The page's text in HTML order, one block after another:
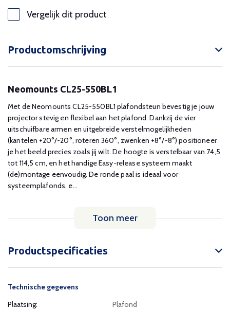
Vergelijk dit product
Productomschrijving
Neomounts CL25-550BL1
Met de Neomounts CL25-550BL1 plafondsteun bevestig je jouw
projector stevig en flexibel aan het plafond. Dankzij de vier
uitschuifbare armen en uitgebreide verstelmogelijkheden
(kantelen +20°/-20°, roteren 360°, zwenken +8°/-8°) positioneer
je het beeld precies zoals jij wilt. De hoogte is verstelbaar van 74,5
tot 114,5 cm, en het handige Easy-release systeem maakt
(de)montage eenvoudig. De ronde paal is ideaal voor
systeemplafonds, e...
Toon meer
Productspecificaties
Technische gegevens
Plaatsing:
Plafond